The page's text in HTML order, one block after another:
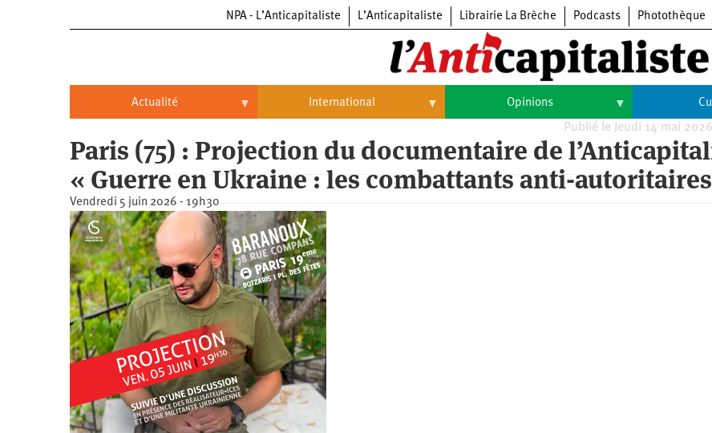
NPA - L’Anticapitaliste L’Anticapitaliste Librairie La Brèche Podcasts Photothèque
Actualité
Politique
Entreprises
Entreprises
Automobile
Aéronautique
Commerce
Hôpitaux
SNCF
Oppressions
Oppressions
Antiracisme
Féminisme
Économie
Écologie
Éducation
Vidéos
International
Brésil
États-
Unis
Continents
Continents
Afrique
Amérique
du
Nord
Amérique
latine
Opinions
Histoire
Culture
Arts
Publié le Jeudi 14 mai
Paris (75) : Projection du documentaire de
« Guerre en Ukraine : les combattants anti-
Vendredi 5 juin 2026 - 19h30